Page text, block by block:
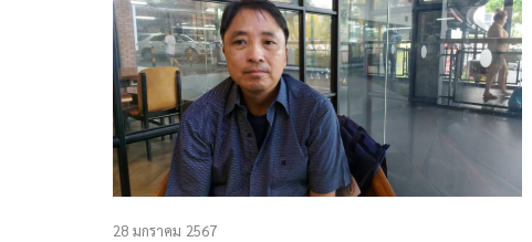
28 มกราคม 2567